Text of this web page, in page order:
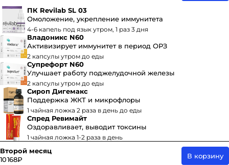
ПК Revilab SL 03
Омоложение, укрепление иммунитета
4-6 капель под язык утром, 1 раз 3 дня
Владоникс N60
Активизирует иммунитет в период ОРЗ
2 капсулы утром до еды
Супрефорт N60
Улучшает работу поджелудочной железы
2 капсулы утром до еды
Сироп Дигемакс
Поддержка ЖКТ и микрофлоры
1 чайная ложка 2 раза в день до еды
Спред Ревимайт
Оздоравливает, выводит токсины
1 чайная ложка 1-2 раза в день
Второй месяц
10 168 ₽
В корзину